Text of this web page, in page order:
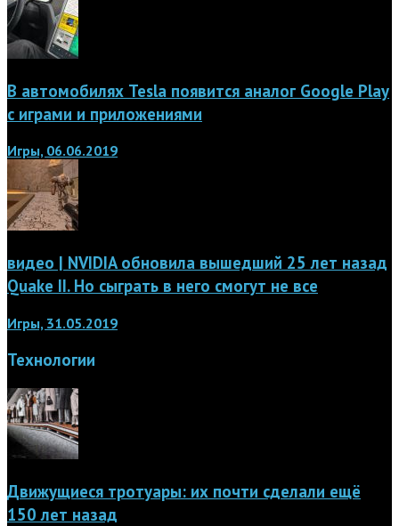
В автомобилях Tesla появится аналог Google Play
с играми и приложениями
Игры, 06.06.2019
видео | NVIDIA обновила вышедший 25 лет назад
Quake II. Но сыграть в него смогут не все
Игры, 31.05.2019
Технологии
Движущиеся тротуары: их почти сделали ещё
150 лет назад